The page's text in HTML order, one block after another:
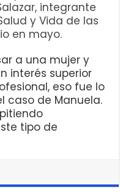
integrante
y Vida de las
en mayo.
a una mujer y
interés superior
eso fue lo
caso de Manuela.
tipo de